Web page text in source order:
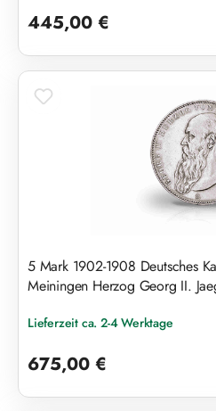
445,00 €
5 Mark 1902-1908 Deutsches
Meiningen Herzog Georg II.
Lieferzeit ca. 2-4 Werktage
675,00 €